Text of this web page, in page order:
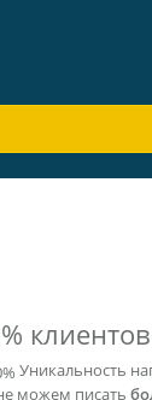
Уникальность
можем писать